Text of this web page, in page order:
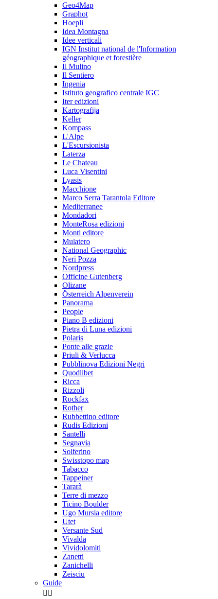
Geo4Map
Graphot
Hoepli
Idea Montagna
Idee verticali
IGN Institut national de l'Information
géographique et forestière
Il Mulino
Il Sentiero
Ingenia
Istituto geografico centrale IGC
Iter edizioni
Kartografija
Keller
Kompass
L'Alpe
L'Escursionista
Laterza
Le Chateau
Luca Visentini
Lyasis
Macchione
Marco Serra Tarantola Editore
Mediterranee
Mondadori
MonteRosa edizioni
Monti editore
Mulatero
National Geographic
Neri Pozza
Nordpress
Officine Gutenberg
Olizane
Österreich Alpenverein
Panorama
People
Piano B edizioni
Pietra di Luna edizioni
Polaris
Ponte alle grazie
Priuli & Verlucca
Pubblinova Edizioni Negri
Quodlibet
Ricca
Rizzoli
Rockfax
Rother
Rubbettino editore
Rudis Edizioni
Santelli
Segnavia
Solferino
Swisstopo map
Tabacco
Tappeiner
Tararà
Terre di mezzo
Ticino Boulder
Ugo Mursia editore
Utet
Versante Sud
Vivalda
Vividolomiti
Zanetti
Zanichelli
Zeisciu
Guide
 